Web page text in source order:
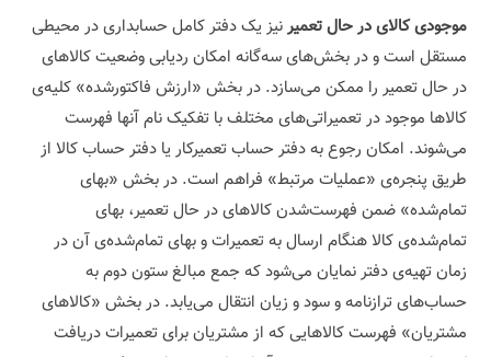
موجودی کالای در حال تعمیرنیز یک دفتر کامل حسابداری در محیطی
مستقل است و در بخش‌های سه‌گانه امکان ردیابی وضعیت کالاهای
در حال تعمیر را ممکن می‌سازد. در بخش «ارزش فاکتورشده» کلیه‌ی
کالاها موجود در تعمیراتی‌های مختلف با تفکیک نام آنها فهرست
می‌شوند. امکان رجوع به دفتر حساب تعمیرکار یا دفتر حساب کالا از
طریق پنجره‌ی «عملیات مرتبط» فراهم است. در بخش «بهای
تمام‌شده» ضمن فهرست‌شدن کالاهای در حال تعمیر، بهای
تما‌م‌شده‌ی کالا هنگام ارسال به تعمیرات و بهای تمام‌شده‌ی آن در
زمان تهیه‌ی دفتر نمایان می‌شود که جمع مبالغ ستون دوم به
حساب‌های ترازنامه و سود و زیان انتقال می‌یابد. در بخش «کالاهای
مشتریان» فهرست کالاهایی که از مشتریان برای تعمیرات دریافت